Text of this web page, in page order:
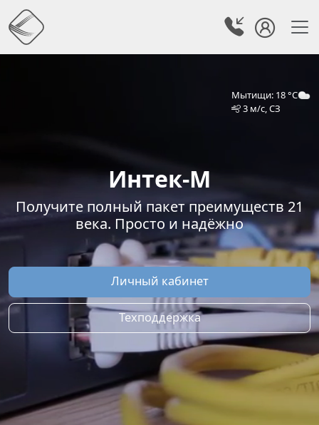
Мытищи: 18 °C
3 м/с, СЗ
Интек-М
Получите полный пакет преимуществ 21
века. Просто и надёжно
Личный кабинет
Техподдержка